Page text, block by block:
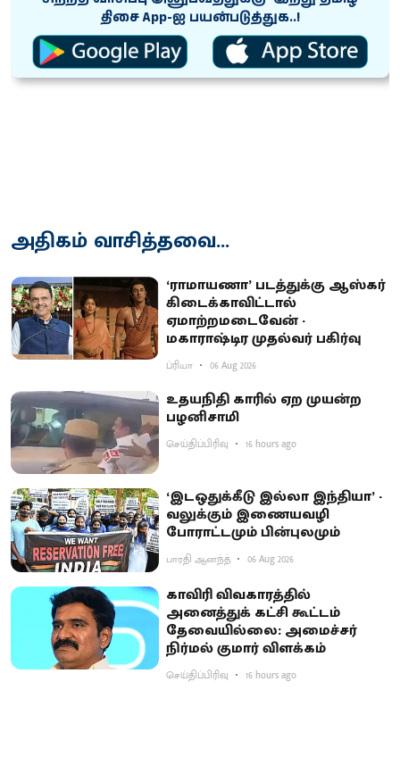
திசை App-ஐ பயன்படுத்துக..!
அதிகம் வாசித்தவை...
‘ராமாயணா’ படத்துக்கு ஆஸ்கர்
கிடைக்காவிட்டால்
ஏமாற்றமடைவேன் -
மகாராஷ்டிர முதல்வர் பகிர்வு
ப்ரியா 06 Aug 2026
உதயநிதி காரில் ஏற முயன்ற
பழனிசாமி
செய்திப்பிரிவு 16 hours ago
‘இடஒதுக்கீடு இல்லா இந்தியா’ -
வலுக்கும் இணையவழி
போராட்டமும் பின்புலமும்
பாரதி ஆனந்த் 06 Aug 2026
காவிரி விவகாரத்தில்
அனைத்துக் கட்சி கூட்டம்
தேவையில்லை: அமைச்சர்
நிர்மல் குமார் விளக்கம்
செய்திப்பிரிவு 16 hours ago